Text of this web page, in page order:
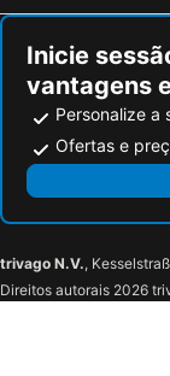
Inicie
vantagens
Personalize a
Ofertas e
trivago N.V.,
Direitos autorais 2026